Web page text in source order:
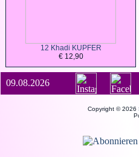
12 Khadi KUPFER
€ 12,90
09.08.2026
Copyright © 2026